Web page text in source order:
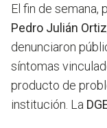
El fin de semana,
Pedro Julián Ortiz
denunciaron
síntomas
producto de
institución. La